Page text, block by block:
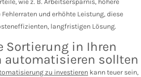
wie z. B. Arbeitsersparnis, höhere
und erhöhte Leistung, diese
langfristigen Lösung.
Sortierung in Ihren
automatisieren sollten
zu investieren kann teuer sein,